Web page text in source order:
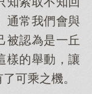
通常我們會與
被認為是一丘
樣的舉動，讓
可乘之機。